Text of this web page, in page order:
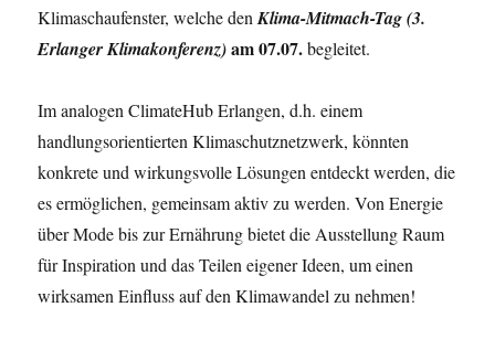
Klimaschaufenster, welche denKlima-Mitmach-Tag (3.
Erlanger Klimakonferenz)am 07.07.begleitet.
Im analogen ClimateHub Erlangen, d.h. einem
handlungsorientierten Klimaschutznetzwerk, könnten
konkrete und wirkungsvolle Lösungen entdeckt werden, die
es ermöglichen, gemeinsam aktiv zu werden. Von Energie
über Mode bis zur Ernährung bietet die Ausstellung Raum
für Inspiration und das Teilen eigener Ideen, um einen
wirksamen Einfluss auf den Klimawandel zu nehmen!